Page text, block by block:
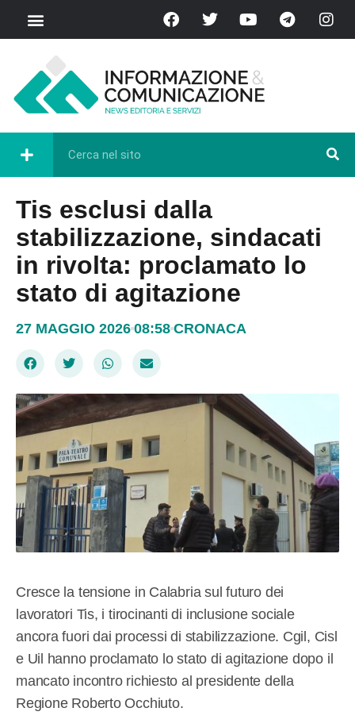
Tis esclusi dalla
stabilizzazione, sindacati
in rivolta: proclamato lo
stato di agitazione
27 MAGGIO 2026 08:58 CRONACA
Cresce la tensione in Calabria sul futuro dei
lavoratori Tis, i tirocinanti di inclusione sociale
ancora fuori dai processi di stabilizzazione. Cgil, Cisl
e Uil hanno proclamato lo stato di agitazione dopo il
mancato incontro richiesto al presidente della
Regione Roberto Occhiuto.